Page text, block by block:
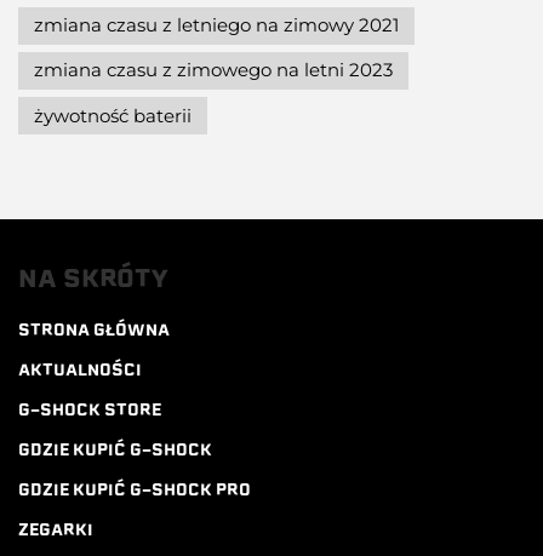
zmiana czasu z letniego na zimowy 2021
zmiana czasu z zimowego na letni 2023
żywotność baterii
NA SKRÓTY
STRONA GŁÓWNA
AKTUALNOŚCI
G-SHOCK STORE
GDZIE KUPIĆ G-SHOCK
GDZIE KUPIĆ G-SHOCK PRO
ZEGARKI